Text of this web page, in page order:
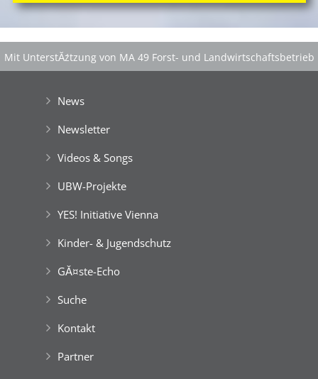
Mit UnterstĂźtzung von MA 49 Forst- und Landwirtschaftsbetrieb
News
Newsletter
Videos & Songs
UBW-Projekte
YES! Initiative Vienna
Kinder- & Jugendschutz
GĂ¤ste-Echo
Suche
Kontakt
Partner